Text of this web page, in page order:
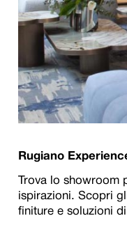
Rugiano
Trova lo showroom
ispirazioni. Scopri
finiture e soluzioni